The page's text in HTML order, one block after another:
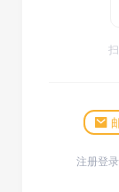
注册登